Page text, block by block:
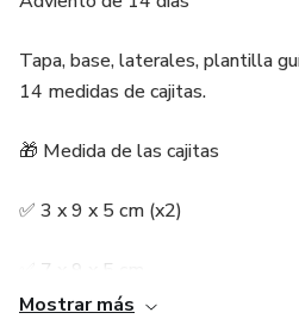
Tapa, base, laterales, plantilla
14 medidas de cajitas.
🎁 Medida de las cajitas
✅ 3 x 9 x 5 cm (x2)
✅ 7 x 9 x 5 cm
Mostrar más